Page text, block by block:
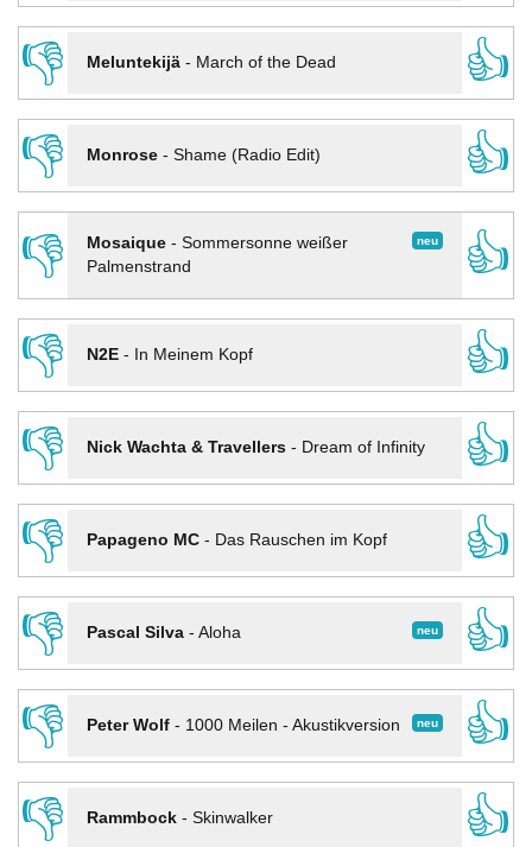
👎
Meluntekijä- March of the Dead
👍
👎
Monrose- Shame (Radio Edit)
👍
👎
neu
Mosaique- Sommersonne weißer
Palmenstrand
👍
👎
N2E- In Meinem Kopf
👍
👎
Nick Wachta & Travellers- Dream of Infinity
👍
👎
Papageno MC- Das Rauschen im Kopf
👍
👎
neu
Pascal Silva- Aloha
👍
👎
neu
Peter Wolf- 1000 Meilen - Akustikversion
👍
👎
Rammbock- Skinwalker
👍